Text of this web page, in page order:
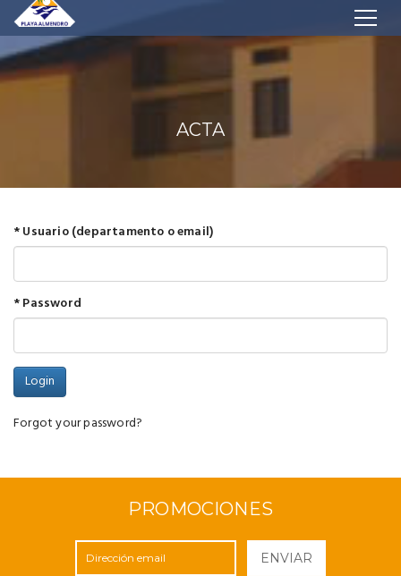
ACTA
* Usuario (departamento o email)
* Password
Forgot your password?
PROMOCIONES
ENVIAR